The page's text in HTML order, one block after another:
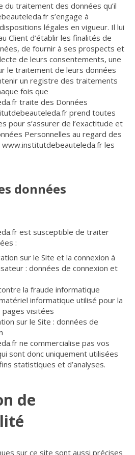
du traitement des données qu’il
s’engage à
légales en vigueur. Il lui
Client d’établir les finalités de
de fournir à ses prospects et
de leurs consentements, une
le traitement de leurs données
un registre des traitements
fois que
traite des Données
prend toutes
pour s’assurer de l’exactitude et
Personnelles au regard des
les
données
est susceptible de traiter
:
sur le Site et la connexion à
: données de connexion et
la fraude informatique
informatique utilisé pour la
pages visitées
sur le Site : données de
ne commercialise pas vos
sont donc uniquement utilisées
statistiques et d’analyses.
de
sur ce site sont aussi précises